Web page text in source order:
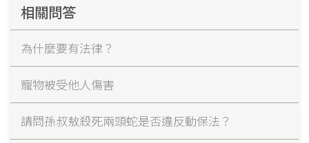
相關問答
為什麼要有法律？
寵物被受他人傷害
請問孫叔敖殺死兩頭蛇是否違反動保法？